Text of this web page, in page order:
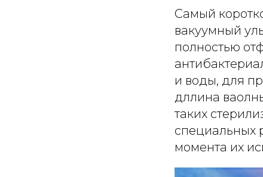
Самый
вакуумный
полностью
и воды, для
дллина
таких
специальных
момента их